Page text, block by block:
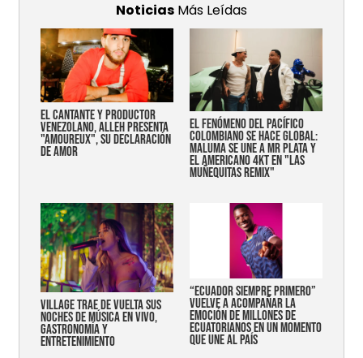
Noticias Más Leídas
EL CANTANTE Y PRODUCTOR
VENEZOLANO, ALLEH PRESENTA
"AMOUREUX", SU DECLARACIÓN
DE AMOR
EL FENÓMENO DEL PACÍFICO
COLOMBIANO SE HACE GLOBAL:
MALUMA SE UNE A MR PLATA Y
EL AMERICANO 4KT EN "LAS
MUÑEQUITAS REMIX"
Village trae de vuelta sus
noches de música en vivo,
gastronomía y
entretenimiento
“Ecuador siempre primero”
vuelve a acompañar la
emoción de millones de
ecuatorianos en un momento
que une al país